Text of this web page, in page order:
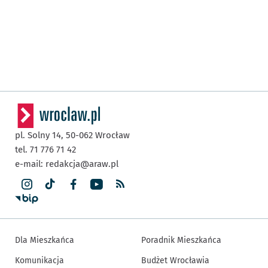
pl. Solny 14, 50-062 Wrocław
tel. 71 776 71 42
e-mail: redakcja@araw.pl
Dla Mieszkańca
Komunikacja
Poradnik Mieszkańca
Budżet Wrocławia